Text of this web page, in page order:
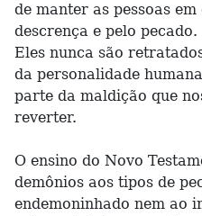
de manter as pessoas
descrença e pelo pecado.
Eles nunca são
da personalidade
parte da maldição que
reverter.
O ensino do Novo
demônios aos tipos de
endemoninhado nem ao